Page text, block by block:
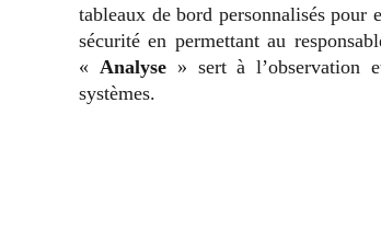
tableaux de bord personnalisés pour
sécurité en permettant au
« Analyse» sert à l’observation
systèmes.